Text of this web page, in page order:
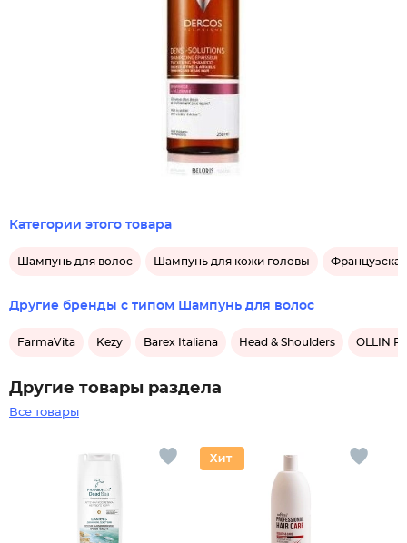
Категории этого товара
Шампунь для волос Шампунь для кожи головы
Другие бренды с типом Шампунь для волос
FarmaVita Kezy Barex Italiana Head & Shoulders OLLIN
Другие товары раздела
Все товары